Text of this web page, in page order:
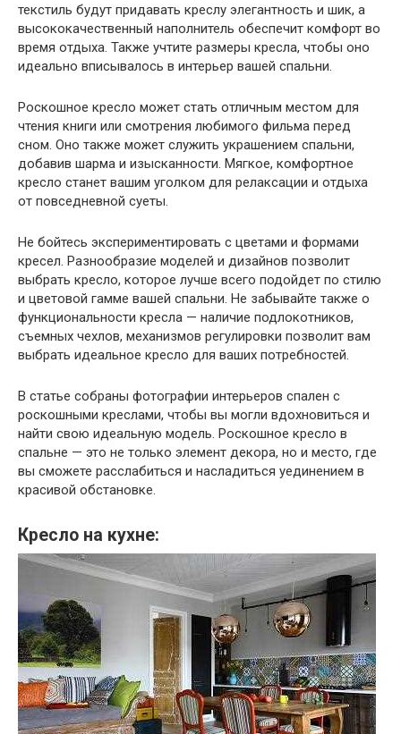
текстиль будут придавать креслу элегантность и шик, а
высококачественный наполнитель обеспечит комфорт во
время отдыха. Также учтите размеры кресла, чтобы оно
идеально вписывалось в интерьер вашей спальни.
Роскошное кресло может стать отличным местом для
чтения книги или смотрения любимого фильма перед
сном. Оно также может служить украшением спальни,
добавив шарма и изысканности. Мягкое, комфортное
кресло станет вашим уголком для релаксации и отдыха
от повседневной суеты.
Не бойтесь экспериментировать с цветами и формами
кресел. Разнообразие моделей и дизайнов позволит
выбрать кресло, которое лучше всего подойдет по стилю
и цветовой гамме вашей спальни. Не забывайте также о
функциональности кресла — наличие подлокотников,
съемных чехлов, механизмов регулировки позволит вам
выбрать идеальное кресло для ваших потребностей.
В статье собраны фотографии интерьеров спален с
роскошными креслами, чтобы вы могли вдохновиться и
найти свою идеальную модель. Роскошное кресло в
спальне — это не только элемент декора, но и место, где
вы сможете расслабиться и насладиться уединением в
красивой обстановке.
Кресло на кухне: